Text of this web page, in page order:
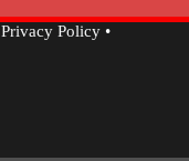
Privacy Policy•